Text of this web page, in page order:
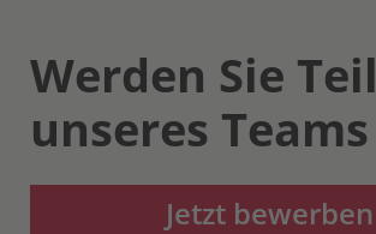
Werden Sie Teil
unseres Teams
Jetzt bewerben